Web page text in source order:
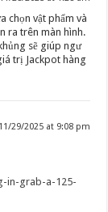
chọn vật phẩm và
ra trên màn hình.
sẽ giúp ngư
trị Jackpot hàng
11/29/2025 at 9:08 pm
in-grab-a-125-